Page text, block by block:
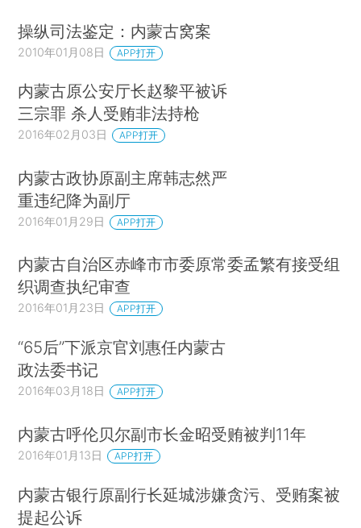
操纵司法鉴定：内蒙古窝案
2010年01月08日 APP打开
内蒙古原公安厅长赵黎平被诉
三宗罪 杀人受贿非法持枪
2016年02月03日 APP打开
内蒙古政协原副主席韩志然严
重违纪降为副厅
2016年01月29日 APP打开
内蒙古自治区赤峰市市委原常委孟繁有接受组
织调查执纪审查
2016年01月23日 APP打开
“65后”下派京官刘惠任内蒙古
政法委书记
2016年03月18日 APP打开
内蒙古呼伦贝尔副市长金昭受贿被判11年
2016年01月13日 APP打开
内蒙古银行原副行长延城涉嫌贪污、受贿案被
提起公诉